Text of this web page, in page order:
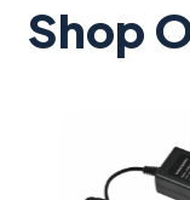
Shop